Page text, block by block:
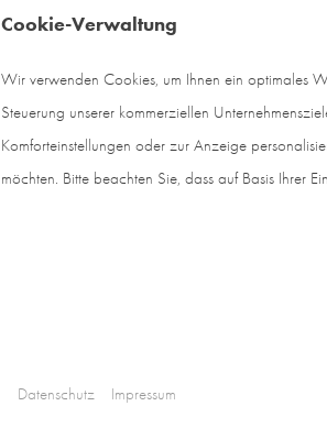
Cookie-Verwaltung
Wir verwenden Cookies, um Ihnen ein optimales
Steuerung unserer kommerziellen
Komforteinstellungen oder zur Anzeige
möchten. Bitte beachten Sie, dass auf Basis Ihrer
Datenschutz Impressum